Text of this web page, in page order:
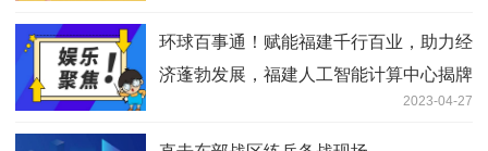
环球百事通！赋能福建千行百业，助力经
济蓬勃发展，福建人工智能计算中心揭牌
2023-04-27